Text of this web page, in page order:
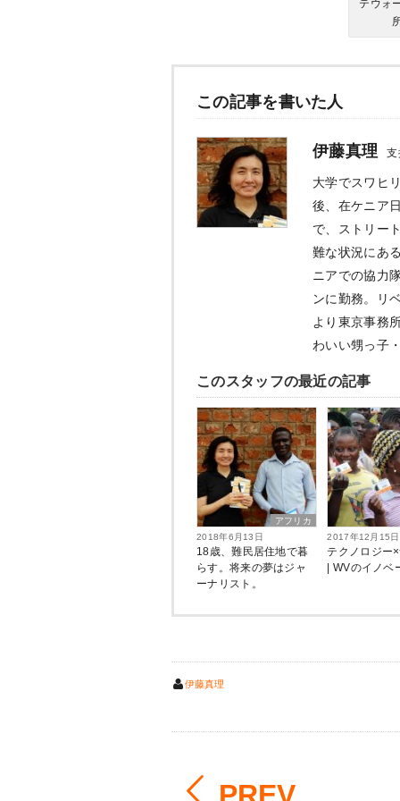
テウォ
この記事を書いた人
伊藤真理
大学でスワヒ
後、在ケニア
で、ストリー
難な状況にあ
ニアでの協力
ンに勤務。リ
より東京事務
わいい甥っ子
このスタッフの最近の記事
アフリカ
2018年6月13日
18歳、難民居住地で暮
らす。将来の夢はジャ
ーナリスト。
2017年12月15日
テクノロジー
| WVのイノベ
伊藤真理